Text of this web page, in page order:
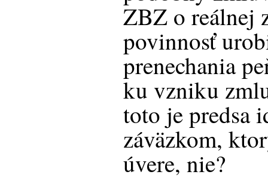
ZBZ o reálnej
povinnosť
prenechania
ku vzniku
toto je predsa
záväzkom,
úvere, nie?